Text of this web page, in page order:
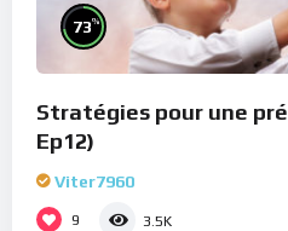
73%
Stratégies pour une
Ep12)
Viter7960
9 3.5K